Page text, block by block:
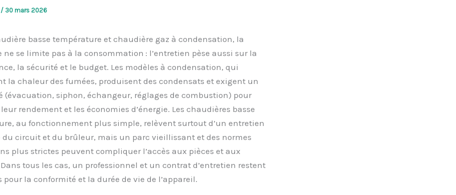
/ 30 mars 2026
basse température et chaudière gaz à condensation, la
ne se limite pas à la consommation : l’entretien pèse aussi sur la
la sécurité et le budget. Les modèles à condensation, qui
la chaleur des fumées, produisent des condensats et exigent un
(évacuation, siphon, échangeur, réglages de combustion) pour
rendement et les économies d’énergie. Les chaudières basse
au fonctionnement plus simple, relèvent surtout d’un entretien
du circuit et du brûleur, mais un parc vieillissant et des normes
plus strictes peuvent compliquer l’accès aux pièces et aux
tous les cas, un professionnel et un contrat d’entretien restent
pour la conformité et la durée de vie de l’appareil.